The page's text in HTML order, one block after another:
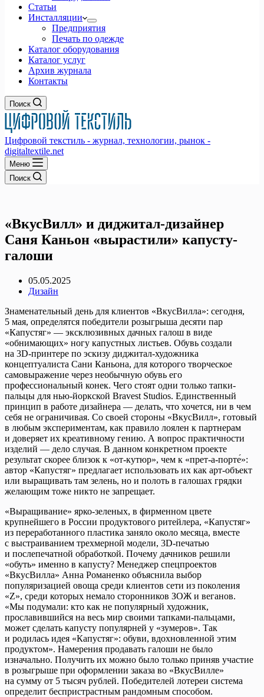
Статьи
Инсталляции
Предприятия
Печать по одежде
Каталог оборудования
Каталог услуг
Архив журнала
Контакты
Поиск
Цифровой текстиль - журнал, технологии, рынок -
digitaltextile.net
Меню
Поиск
«ВкусВилл» и диджитал-дизайнер
Саня Каньон «вырастили» капусту-
галоши
05.05.2025
Дизайн
Знаменательный день для клиентов «ВкусВилла»: сегодня,
5 мая, определятся победители розыгрыша десяти пар
«Капустяг» — эксклюзивных дачных галош в виде
«обнимающих» ногу капустных листьев. Обувь создали
на 3D-принтере по эскизу диджитал-художника
концептуалиста Сани Каньона, для которого творческое
самовыражение через необычную обувь его
профессиональный конек. Чего стоят одни только тапки-
пальцы для нью-йоркской Bravest Studios. Единственный
принцип в работе дизайнера — делать, что хочется, ни в чем
себя не ограничивая. Со своей стороны «ВкусВилл», готовый
в любым экспериментам, как правило лоялен к партнерам
и доверяет их креативному гению. А вопрос практичности
изделий — дело случая. В данном конкретном проекте
результат скорее близок к «от-кутюр», чем к «прет-а-порте́»:
автор «Капустяг» предлагает использовать их как арт-объект
или выращивать там зелень, но и полоть в галошах грядки
желающим тоже никто не запрещает.
«Выращивание» ярко-зеленых, в фирменном цвете
крупнейшего в России продуктового ритейлера, «Капустяг»
из переработанного пластика заняло около месяца, вместе
с выстраиванием трехмерной модели, 3D-печатью
и послепечатной обработкой. Почему дачников решили
«обуть» именно в капусту? Менеджер спецпроектов
«ВкусВилла» Анна Романенко объяснила выбор
популяризацией овоща среди клиентов сети из поколения
«Z», среди которых немало сторонников ЗОЖ и веганов.
«Мы подумали: кто как не популярный художник,
прославившийся на весь мир своими тапками-пальцами,
может сделать капусту популярней у «зумеров». Так
и родилась идея «Капустяг»: обуви, вдохновленной этим
продуктом». Намерения продавать галоши не было
изначально. Получить их можно было только приняв участие
в розыгрыше при оформлении заказа во «ВкусВилле»
на сумму от 5 тысяч рублей. Победителей лотереи система
определит беспристрастным рандомным способом.